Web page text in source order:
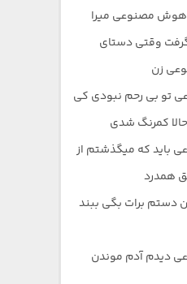
هوش مصنوعی میرا
وقتی دستای
زن
تو بی رحم نبودی کی
کمرنگ شدی
باید که میگذشتم از
همدرد
برات بگی ببند
دیدم آدم موندن